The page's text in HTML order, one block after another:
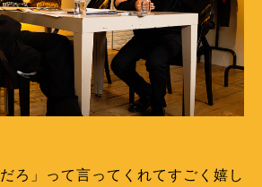
ろ」って言ってくれてすごく嬉し